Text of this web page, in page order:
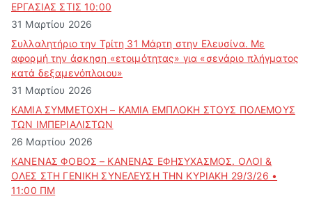
ΕΡΓΑΣΙΑΣ ΣΤΙΣ 10:00
31 Μαρτίου 2026
Συλλαλητήριο την Τρίτη 31 Μάρτη στην Ελευσίνα. Με
αφορμή την άσκηση «ετοιμότητας» για «σενάριο πλήγματος
κατά δεξαμενόπλοιου»
31 Μαρτίου 2026
ΚΑΜΙΑ ΣΥΜΜΕΤΟΧΗ – ΚΑΜΙΑ ΕΜΠΛΟΚΗ ΣΤΟΥΣ ΠΟΛΕΜΟΥΣ
ΤΩΝ ΙΜΠΕΡΙΑΛΙΣΤΩΝ
26 Μαρτίου 2026
ΚΑΝΕΝΑΣ ΦΟΒΟΣ – ΚΑΝΕΝΑΣ ΕΦΗΣΥΧΑΣΜΟΣ. ΟΛΟΙ &
ΟΛΕΣ ΣΤΗ ΓΕΝΙΚΗ ΣΥΝΕΛΕΥΣΗ ΤΗΝ ΚΥΡΙΑΚΗ 29/3/26 •
11:00 ΠΜ